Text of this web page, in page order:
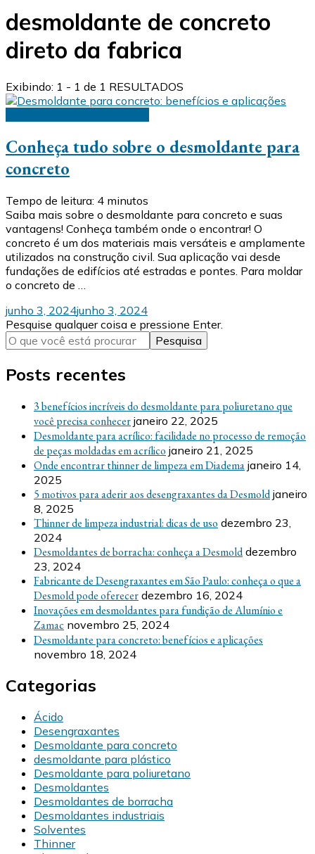
desmoldante de concreto
direto da fabrica
Exibindo: 1 - 1 de 1 RESULTADOS
Conheça tudo sobre o desmoldante para
concreto
Tempo de leitura: 4 minutos
Saiba mais sobre o desmoldante para concreto e suas
vantagens! Conheça também onde o encontrar! O
concreto é um dos materiais mais versáteis e amplamente
utilizados na construção civil. Sua aplicação vai desde
fundações de edifícios até estradas e pontes. Para moldar
o concreto de …
junho 3, 2024junho 3, 2024
Procurando
algo?
Pesquise qualquer coisa e pressione Enter.
Posts recentes
3 benefícios incríveis do desmoldante para poliuretano que
você precisa conhecer janeiro 22, 2025
Desmoldante para acrílico: facilidade no processo de remoção
de peças moldadas em acrílico janeiro 21, 2025
Onde encontrar thinner de limpeza em Diadema janeiro 14,
2025
5 motivos para aderir aos desengraxantes da Desmold janeiro
8, 2025
Thinner de limpeza industrial: dicas de uso dezembro 23,
2024
Desmoldantes de borracha: conheça a Desmold dezembro
23, 2024
Fabricante de Desengraxantes em São Paulo: conheça o que a
Desmold pode oferecer dezembro 16, 2024
Inovações em desmoldantes para fundição de Alumínio e
Zamac novembro 25, 2024
Desmoldante para concreto: benefícios e aplicações
novembro 18, 2024
Categorias
Ácido
Desengraxantes
Desmoldante para concreto
desmoldante para plástico
Desmoldante para poliuretano
Desmoldantes
Desmoldantes de borracha
Desmoldantes industriais
Solventes
Thinner